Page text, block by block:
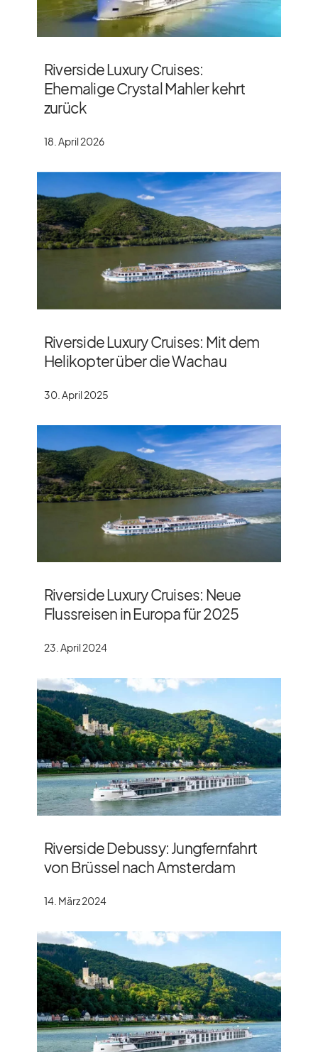
Riverside Luxury Cruises:
Ehemalige Crystal Mahler kehrt
zurück
18. April 2026
Riverside Luxury Cruises: Mit dem
Helikopter über die Wachau
30. April 2025
Riverside Luxury Cruises: Neue
Flussreisen in Europa für 2025
23. April 2024
Riverside Debussy: Jungfernfahrt
von Brüssel nach Amsterdam
14. März 2024